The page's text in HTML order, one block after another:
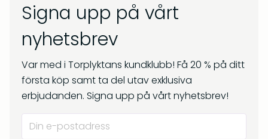
Signa upp på vårt
nyhetsbrev
Var med i Torplyktans kundklubb! Få 20 % på ditt
första köp samt ta del utav exklusiva
erbjudanden. Signa upp på vårt nyhetsbrev!